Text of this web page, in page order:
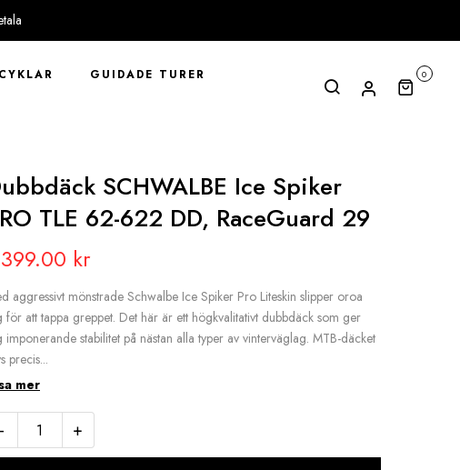
GUIDADE TURER
0
SCHWALBE Ice Spiker
TLE 62-622 DD, RaceGuard 29
kr
aggressivt mönstrade Schwalbe Ice Spiker Pro Liteskin slipper oroa
för att tappa greppet. Det här är ett högkvalitativt dubbdäck som ger
imponerande stabilitet på nästan alla typer av vinterväglag. MTB-däcket
precis...
mer
- +